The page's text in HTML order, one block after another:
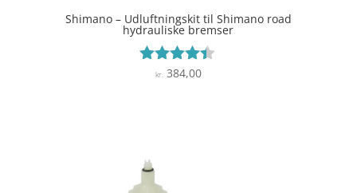
Shimano – Udluftningskit til Shimano road
hydrauliske bremser
Vurderet
kr. 384,00